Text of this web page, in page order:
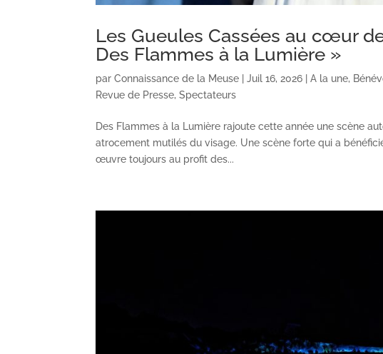
Les Gueules Cassées au cœur
Des Flammes à la Lumière »
parConnaissance de la Meuse |Juil 16, 2026 |A la une,
Revue de Presse,Spectateurs
Des Flammes à la Lumière rajoute cette année une scène
atrocement mutilés du visage. Une scène forte qui a
œuvre toujours au profit des...